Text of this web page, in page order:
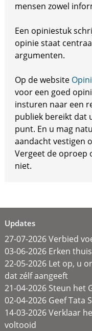
mensen zowel
Een opiniestuk
opinie staat
argumenten.
Op de website
voor een goed
insturen naar een
publiek bereikt dat
punt. En u mag
aandacht vestigen
Vergeet de oproep
niet.
Updates
27-07-2026 Verbied
03-06-2026 Erken
22-05-2026 Let op, u
dat zélf aangeeft
21-04-2026 Steun het
02-04-2026 Geef Tata
14-03-2026 Verklaar
voltooid